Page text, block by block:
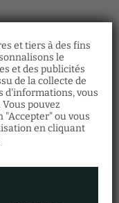
et tiers à des fins
le
et des publicités
de la collecte de
d'informations, vous
pouvez
"Accepter" ou vous
en cliquant